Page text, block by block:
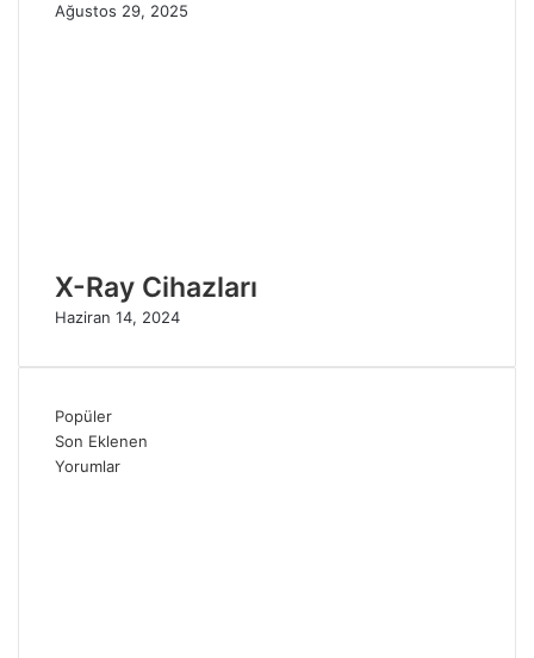
Ağustos 29, 2025
X-Ray Cihazları
Haziran 14, 2024
Popüler
Son Eklenen
Yorumlar